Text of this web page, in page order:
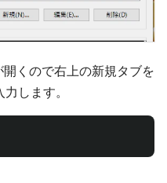
くので右上の新規タブを
します。